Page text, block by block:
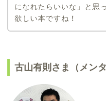
になれたらいいな」と思
欲しい本ですね！
古山有則さま（メン